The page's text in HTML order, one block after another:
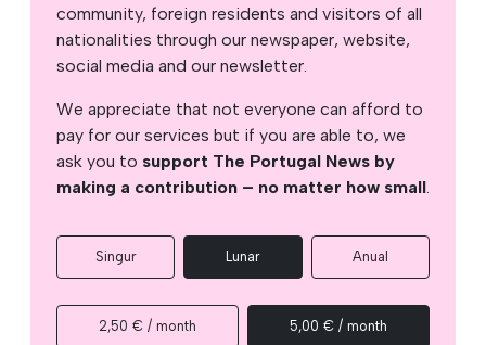
community, foreign residents and visitors of all
nationalities through our newspaper, website,
social media and our newsletter.
We appreciate that not everyone can afford to
pay for our services but if you are able to, we
ask you to support The Portugal News by
making a contribution – no matter how small.
Singur Lunar Anual
2,50 € / month 5,00 € / month